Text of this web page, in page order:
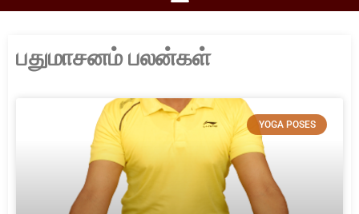
பதுமாசனம் பலன்கள்
YOGA POSES